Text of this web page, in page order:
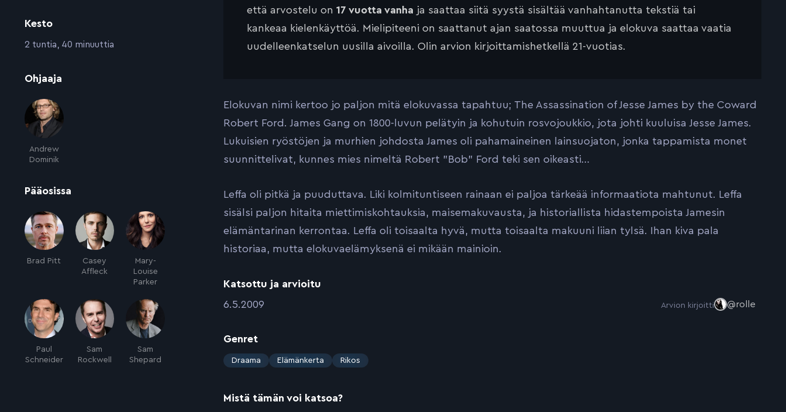
Kesto
:2 tuntia, 40 minuuttia
Ohjaaja
Andrew
Dominik
Pääosissa
Brad Pitt
Casey
Affleck
Mary-
Louise
Parker
Paul
Schneider
Sam
Rockwell
Sam
Shepard
että arvostelu on 17 vuotta vanha ja saattaa siitä syystä sisältää vanhahtanutta tekstiä tai
kankeaa kielenkäyttöä. Mielipiteeni on saattanut ajan saatossa muuttua ja elokuva saattaa vaatia
uudelleenkatselun uusilla aivoilla. Olin arvion kirjoittamishetkellä 21-vuotias.
Elokuvan nimi kertoo jo paljon mitä elokuvassa tapahtuu; The Assassination of Jesse James by the Coward
Robert Ford. James Gang on 1800-luvun pelätyin ja kohutuin rosvojoukkio, jota johti kuuluisa Jesse James.
Lukuisien ryöstöjen ja murhien johdosta James oli pahamaineinen lainsuojaton, jonka tappamista monet
suunnittelivat, kunnes mies nimeltä Robert ”Bob” Ford teki sen oikeasti…
Leffa oli pitkä ja puuduttava. Liki kolmituntiseen rainaan ei paljoa tärkeää informaatiota mahtunut. Leffa
sisälsi paljon hitaita miettimiskohtauksia, maisemakuvausta, ja historiallista hidastempoista Jamesin
elämäntarinan kerrontaa. Leffa oli toisaalta hyvä, mutta toisaalta makuuni liian tylsä. Ihan kiva pala
historiaa, mutta elokuvaelämyksenä ei mikään mainioin.
Katsottu ja arvioitu
:6.5.2009 Arvion kirjoitti @rolle
Genret
:
Draama Elämänkerta Rikos
Mistä tämän voi katsoa?